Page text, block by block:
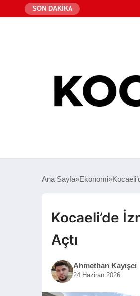
SON DAKİKA
Ana Sayfa Ekonomi
Kocaeli’de
Açtı
Ahmethan Kayışcı
24 Haziran 2026